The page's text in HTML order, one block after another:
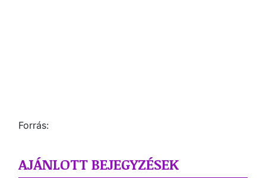
Forrás:
AJÁNLOTT BEJEGYZÉSEK